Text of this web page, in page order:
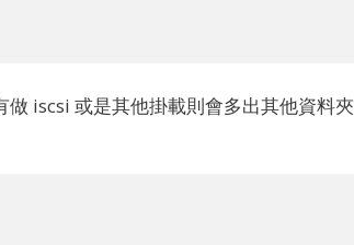
iscsi 或是其他掛載則會多出其他資料夾